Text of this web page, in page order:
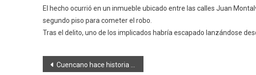
El hecho ocurrió en un inmueble ubicado entre las calles Juan
segundo piso para cometer el robo.
Tras el delito, uno de los implicados habría escapado lanzándose
Navegación
Cuencano hace historia en la ONE Championship